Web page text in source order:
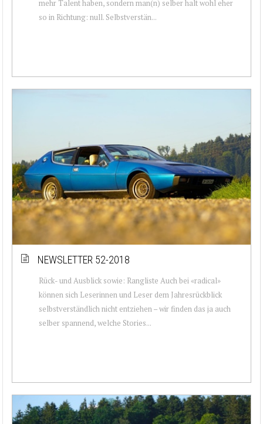
mehr Talent haben, sondern man(n) selber halt wohl eher
so in Richtung: null. Selbstverstän...
NEWSLETTER 52-2018
Rück- und Ausblick sowie: Rangliste Auch bei «radical»
können sich Leserinnen und Leser dem Jahresrückblick
selbstverständlich nicht entziehen – wir finden das ja auch
selber spannend, welche Stories...